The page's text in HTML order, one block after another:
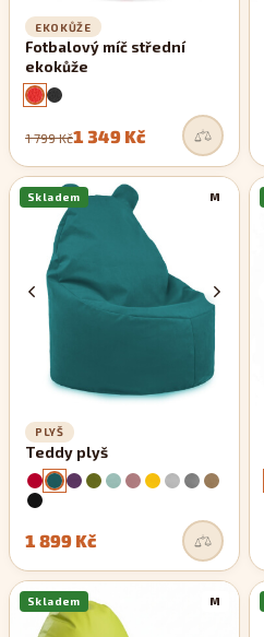
EKOKŮŽE
Fotbalový míč střední
ekokůže
1 799 Kč1 349 Kč
M
Skladem
PLYŠ
Teddy plyš
1 899 Kč
M
Skladem